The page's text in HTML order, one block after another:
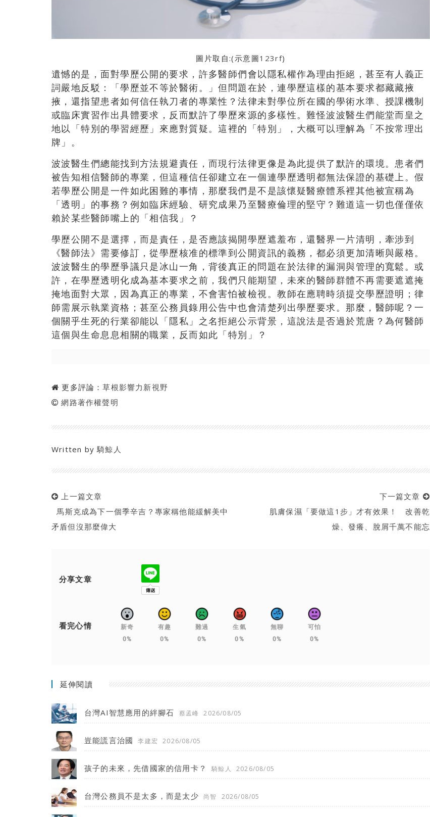
圖片取自:(示意圖123rf)
遺憾的是，面對學歷公開的要求，許多醫師們會以隱私權作為理由拒絕，甚至有人義正
詞嚴地反駁：「學歷並不等於醫術。」但問題在於，連學歷這樣的基本要求都藏藏掖
掖，還指望患者如何信任執刀者的專業性？法律未對學位所在國的學術水準、授課機制
或臨床實習作出具體要求，反而默許了學歷來源的多樣性。難怪波波醫生們能堂而皇之
地以「特別的學習經歷」來應對質疑。這裡的「特別」，大概可以理解為「不按常理出
牌」。
波波醫生們總能找到方法規避責任，而現行法律更像是為此提供了默許的環境。患者們
被告知相信醫師的專業，但這種信任卻建立在一個連學歷透明都無法保證的基礎上。假
若學歷公開是一件如此困難的事情，那麼我們是不是該懷疑醫療體系裡其他被宣稱為
「透明」的事務？例如臨床經驗、研究成果乃至醫療倫理的堅守？難道這一切也僅僅依
賴於某些醫師嘴上的「相信我」？
學歷公開不是選擇，而是責任，是否應該揭開學歷遮羞布，還醫界一片清明，牽涉到
《醫師法》需要修訂，從學歷核准的標準到公開資訊的義務，都必須更加清晰與嚴格。
波波醫生的學歷爭議只是冰山一角，背後真正的問題在於法律的漏洞與管理的寬鬆。或
許，在學歷透明化成為基本要求之前，我們只能期望，未來的醫師群體不再需要遮遮掩
掩地面對大眾，因為真正的專業，不會害怕被檢視。教師在應聘時須提交學歷證明；律
師需展示執業資格；甚至公務員錄用公告中也會清楚列出學歷要求。那麼，醫師呢？一
個關乎生死的行業卻能以「隱私」之名拒絕公示背景，這說法是否過於荒唐？為何醫師
這個與生命息息相關的職業，反而如此「特別」？
更多評論：草根影響力新視野
網路著作權聲明
Written by騎鯨人
上一篇文章
馬斯克成為下一個季辛吉？專家稱他能緩解美中
矛盾但沒那麼偉大
下一篇文章
肌膚保濕「要做這1步」才有效果！ 改善乾
燥、發癢、脫屑千萬不能忘
分享文章
看完心情
新奇
0%
有趣
0%
難過
0%
生氣
0%
無聊
0%
可怕
0%
延伸閱讀
台灣AI智慧應用的絆腳石 蔡孟峰 2026/08/05
豈能謊言治國 李建宏 2026/08/05
孩子的未來，先借國家的信用卡？ 騎鯨人 2026/08/05
台灣公務員不是太多，而是太少 尚智 2026/08/05